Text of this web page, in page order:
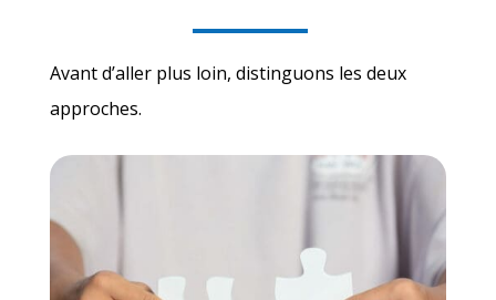
Avant d’aller plus loin, distinguons les deux
approches.